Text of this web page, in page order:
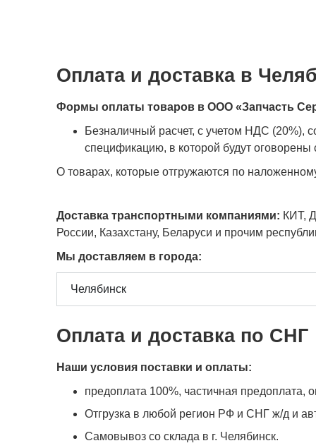
Оплата и доставка в
Формы оплаты товаров в ООО «Запчасть
Безналичный расчет, с учетом НДС (20%),
спецификацию, в которой будут оговорены
О товарах, которые отгружаются по
Доставка транспортными компаниями: КИТ,
России, Казахстану, Беларуси и прочим
Мы доставляем в города:
Оплата и доставка по СНГ
Наши условия поставки и оплаты:
предоплата 100%, частичная предоплата,
Отгрузка в любой регион РФ и СНГ ж/д и
Самовывоз со склада в г. Челябинск.